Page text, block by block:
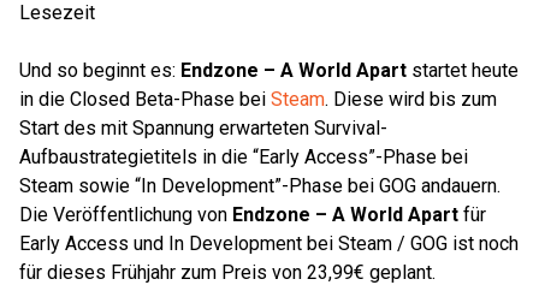
Lesezeit
Und so beginnt es: Endzone – A World Apart startet heute
in die Closed Beta-Phase bei Steam. Diese wird bis zum
Start des mit Spannung erwarteten Survival-
Aufbaustrategietitels in die “Early Access”-Phase bei
Steam sowie “In Development”-Phase bei GOG andauern.
Die Veröffentlichung von Endzone – A World Apart für
Early Access und In Development bei Steam / GOG ist noch
für dieses Frühjahr zum Preis von 23,99€ geplant.